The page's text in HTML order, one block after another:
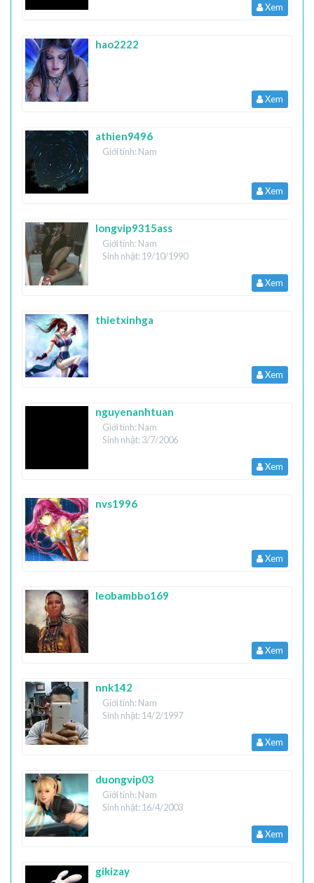
Xem
hao2222
Xem
athien9496
Giới tính: Nam
Xem
longvip9315ass
Giới tính: Nam
Sinh nhật: 19/10/1990
Xem
thietxinhga
Xem
nguyenanhtuan
Giới tính: Nam
Sinh nhật: 3/7/2006
Xem
nvs1996
Xem
leobambbo169
Xem
nnk142
Giới tính: Nam
Sinh nhật: 14/2/1997
Xem
duongvip03
Giới tính: Nam
Sinh nhật: 16/4/2003
Xem
gikizay